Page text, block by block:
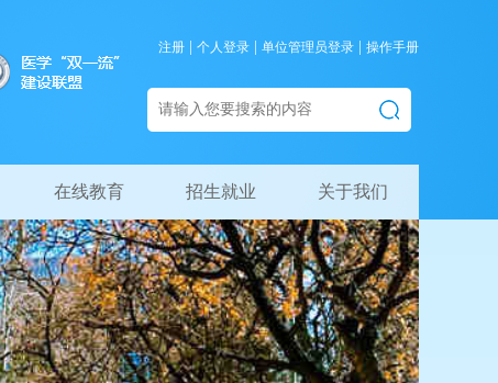
注册 个人登录 单位管理员登录 操作手册
在线教育 招生就业 关于我们